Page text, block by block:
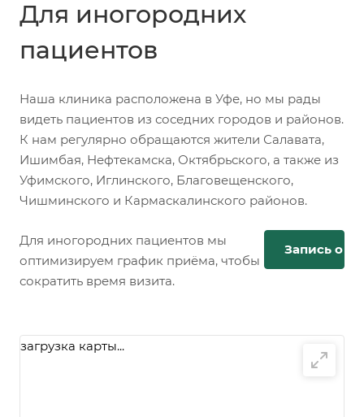
Для иногородних
пациентов
Наша клиника расположена в Уфе, но мы рады
видеть пациентов из соседних городов и районов.
К нам регулярно обращаются жители Салавата,
Ишимбая, Нефтекамска, Октябрьского, а также из
Уфимского, Иглинского, Благовещенского,
Чишминского и Кармаскалинского районов.
Для иногородних пациентов мы
оптимизируем график приёма, чтобы
сократить время визита.
Запись
загрузка карты...